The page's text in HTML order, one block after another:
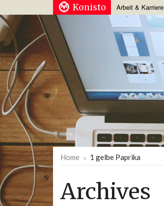
Konisto Arbeit & Karriere
Home 1 gelbe Paprika
Archives